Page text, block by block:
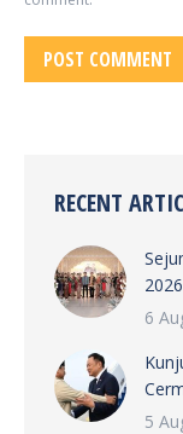
POST COMMENT
RECENT
6
5